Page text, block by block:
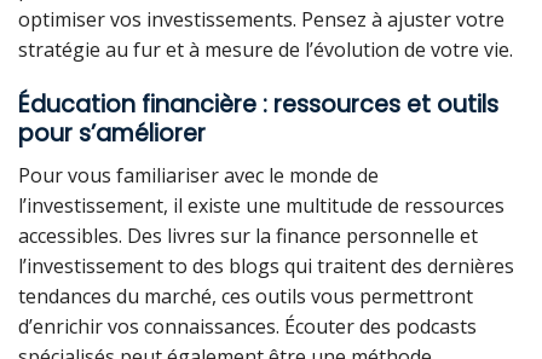
optimiser vos investissements. Pensez à ajuster votre
stratégie au fur et à mesure de l’évolution de votre vie.
Éducation financière : ressources et outils
pour s’améliorer
Pour vous familiariser avec le monde de
l’investissement, il existe une multitude de ressources
accessibles. Des livres sur la finance personnelle et
l’investissement to des blogs qui traitent des dernières
tendances du marché, ces outils vous permettront
d’enrichir vos connaissances. Écouter des podcasts